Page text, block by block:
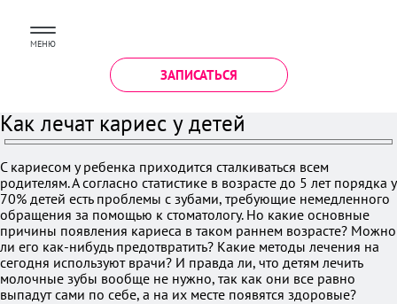
МЕНЮ
ЗАПИСАТЬСЯ
Как лечат кариес у детей
С кариесом у ребенка приходится сталкиваться всем
родителям. А согласно статистике в возрасте до 5 лет порядка у
70% детей есть проблемы с зубами, требующие немедленного
обращения за помощью к стоматологу. Но какие основные
причины появления кариеса в таком раннем возрасте? Можно
ли его как-нибудь предотвратить? Какие методы лечения на
сегодня используют врачи? И правда ли, что детям лечить
молочные зубы вообще не нужно, так как они все равно
выпадут сами по себе, а на их месте появятся здоровые?